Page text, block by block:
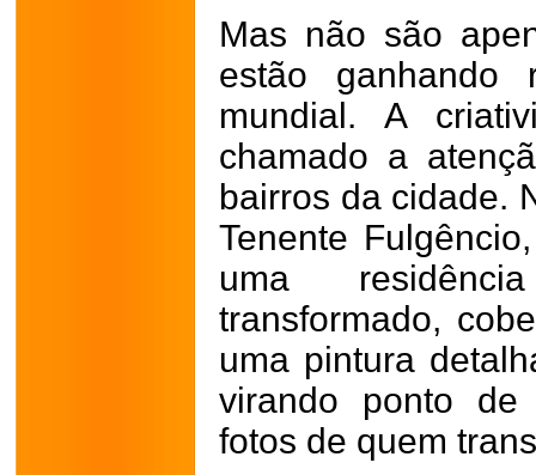
Mas não são
estão ganhando
mundial. A
chamado a
bairros da cidade.
Tenente
uma
transformado,
uma pintura
virando ponto de
fotos de quem